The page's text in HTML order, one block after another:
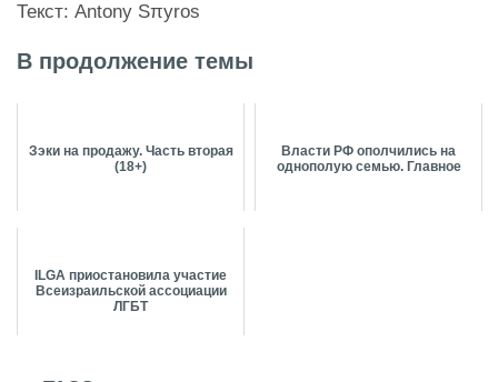
Текст: Antony Sπyros
В продолжение темы
Зэки на продажу. Часть вторая
(18+)
Власти РФ ополчились на
однополую семью. Главное
ILGA приостановила участие
Всеизраильской ассоциации
ЛГБТ